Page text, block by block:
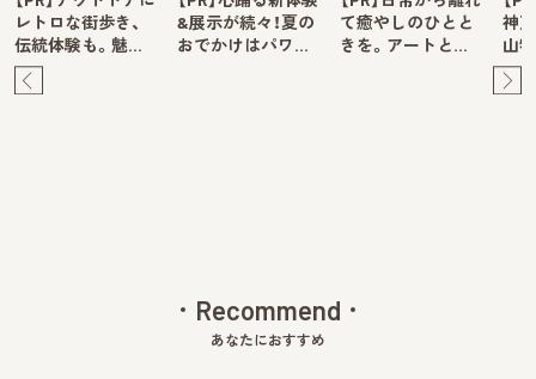
レトロな街歩き、
伝統体験も。魅…
&展示が続々！夏の
おでかけはパワ…
て癒やしのひとと
きを。アートと…
神
山
Recommend
あなたにおすすめ